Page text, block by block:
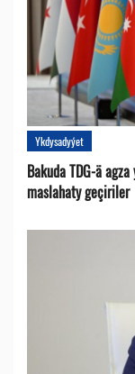
Ykdysadyýet
Bakuda TDG-ä
maslahaty geçiriler